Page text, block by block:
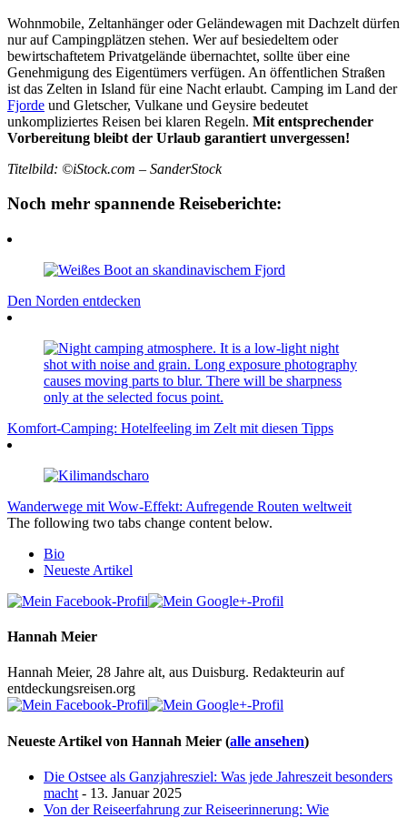
Wohnmobile, Zeltanhänger oder Geländewagen mit Dachzelt dürfen
nur auf Campingplätzen stehen. Wer auf besiedeltem oder
bewirtschaftetem Privatgelände übernachtet, sollte über eine
Genehmigung des Eigentümers verfügen. An öffentlichen Straßen
ist das Zelten in Island für eine Nacht erlaubt. Camping im Land der
Fjorde und Gletscher, Vulkane und Geysire bedeutet
unkompliziertes Reisen bei klaren Regeln. Mit entsprechender
Vorbereitung bleibt der Urlaub garantiert unvergessen!
Titelbild: ©iStock.com – SanderStock
Noch mehr spannende Reiseberichte:
Den Norden entdecken
Komfort-Camping: Hotelfeeling im Zelt mit diesen Tipps
Wanderwege mit Wow-Effekt: Aufregende Routen weltweit
The following two tabs change content below.
Bio
Neueste Artikel
Hannah Meier
Hannah Meier, 28 Jahre alt, aus Duisburg. Redakteurin auf
entdeckungsreisen.org
Neueste Artikel von Hannah Meier (alle ansehen)
Die Ostsee als Ganzjahresziel: Was jede Jahreszeit besonders
macht - 13. Januar 2025
Von der Reiseerfahrung zur Reiseerinnerung: Wie